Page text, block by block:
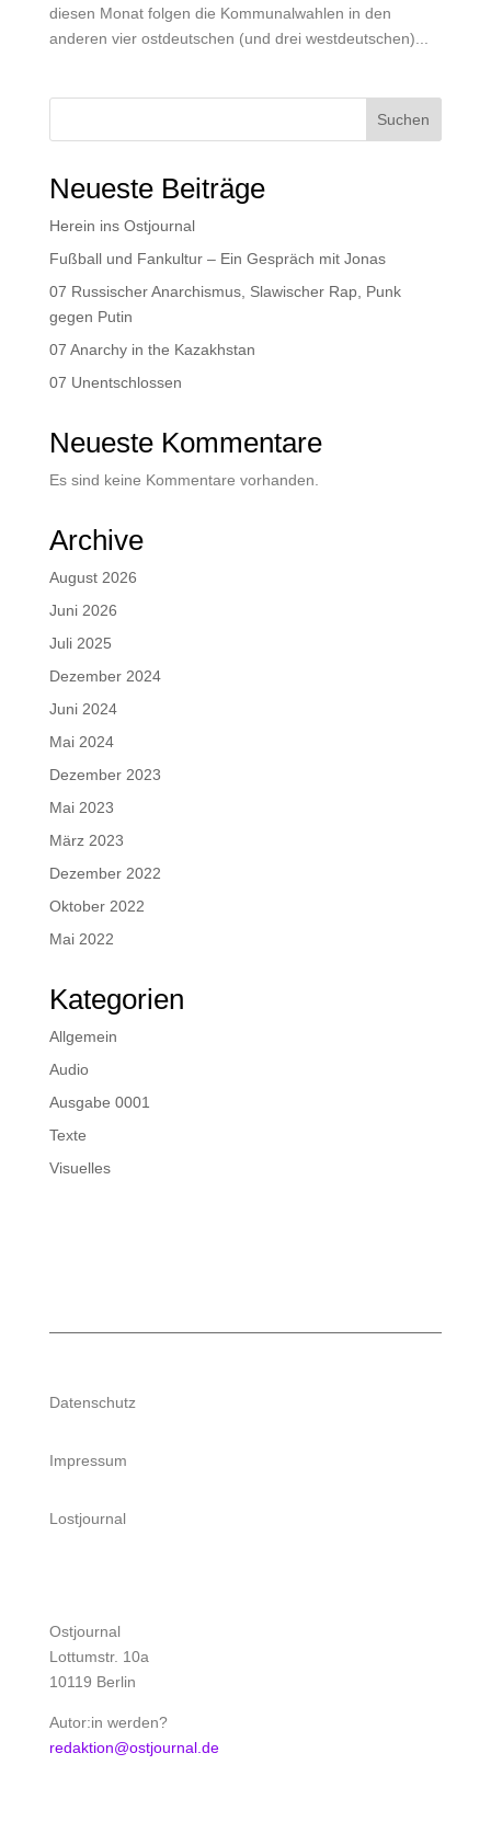
diesen Monat folgen die Kommunalwahlen in den
anderen vier ostdeutschen (und drei westdeutschen)...
Suchen
Neueste Beiträge
Herein ins Ostjournal
Fußball und Fankultur – Ein Gespräch mit Jonas
07 Russischer Anarchismus, Slawischer Rap, Punk
gegen Putin
07 Anarchy in the Kazakhstan
07 Unentschlossen
Neueste Kommentare
Es sind keine Kommentare vorhanden.
Archive
August 2026
Juni 2026
Juli 2025
Dezember 2024
Juni 2024
Mai 2024
Dezember 2023
Mai 2023
März 2023
Dezember 2022
Oktober 2022
Mai 2022
Kategorien
Allgemein
Audio
Ausgabe 0001
Texte
Visuelles
Datenschutz
Impressum
Lostjournal
Ostjournal
Lottumstr. 10a
10119 Berlin
Autor:in werden?
redaktion@ostjournal.de